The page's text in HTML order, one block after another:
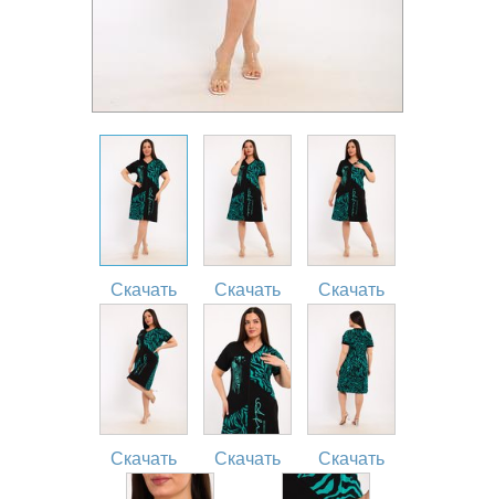
Скачать Скачать Скачать
Скачать Скачать Скачать